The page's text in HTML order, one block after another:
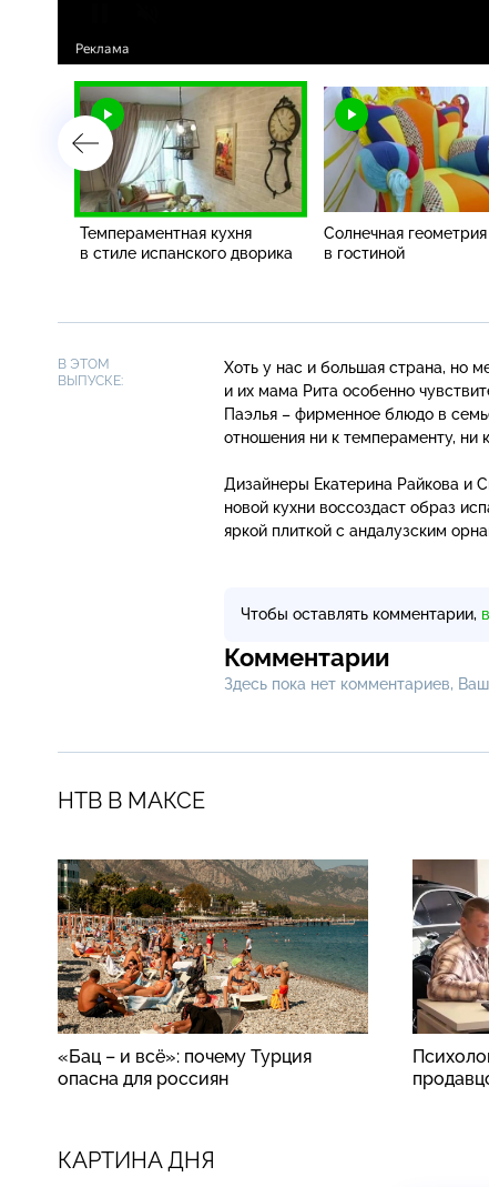
Темпераментная кухня
в стиле испанского дворика
Солнечная геометрия
в гостиной
В ЭТОМ
ВЫПУСКЕ:
Хоть у нас и большая страна, но
и их мама Рита особенно
Паэлья – фирменное блюдо в
отношения ни к темпераменту, ни
Дизайнеры Екатерина Райкова и
новой кухни воссоздаст образ
яркой плиткой с андалузским
Чтобы оставлять комментарии,
Комментарии
Здесь пока нет комментариев,
НТВ В МАКСЕ
«Бац – и всё»: почему Турция
опасна для россиян
КАРТИНА ДНЯ